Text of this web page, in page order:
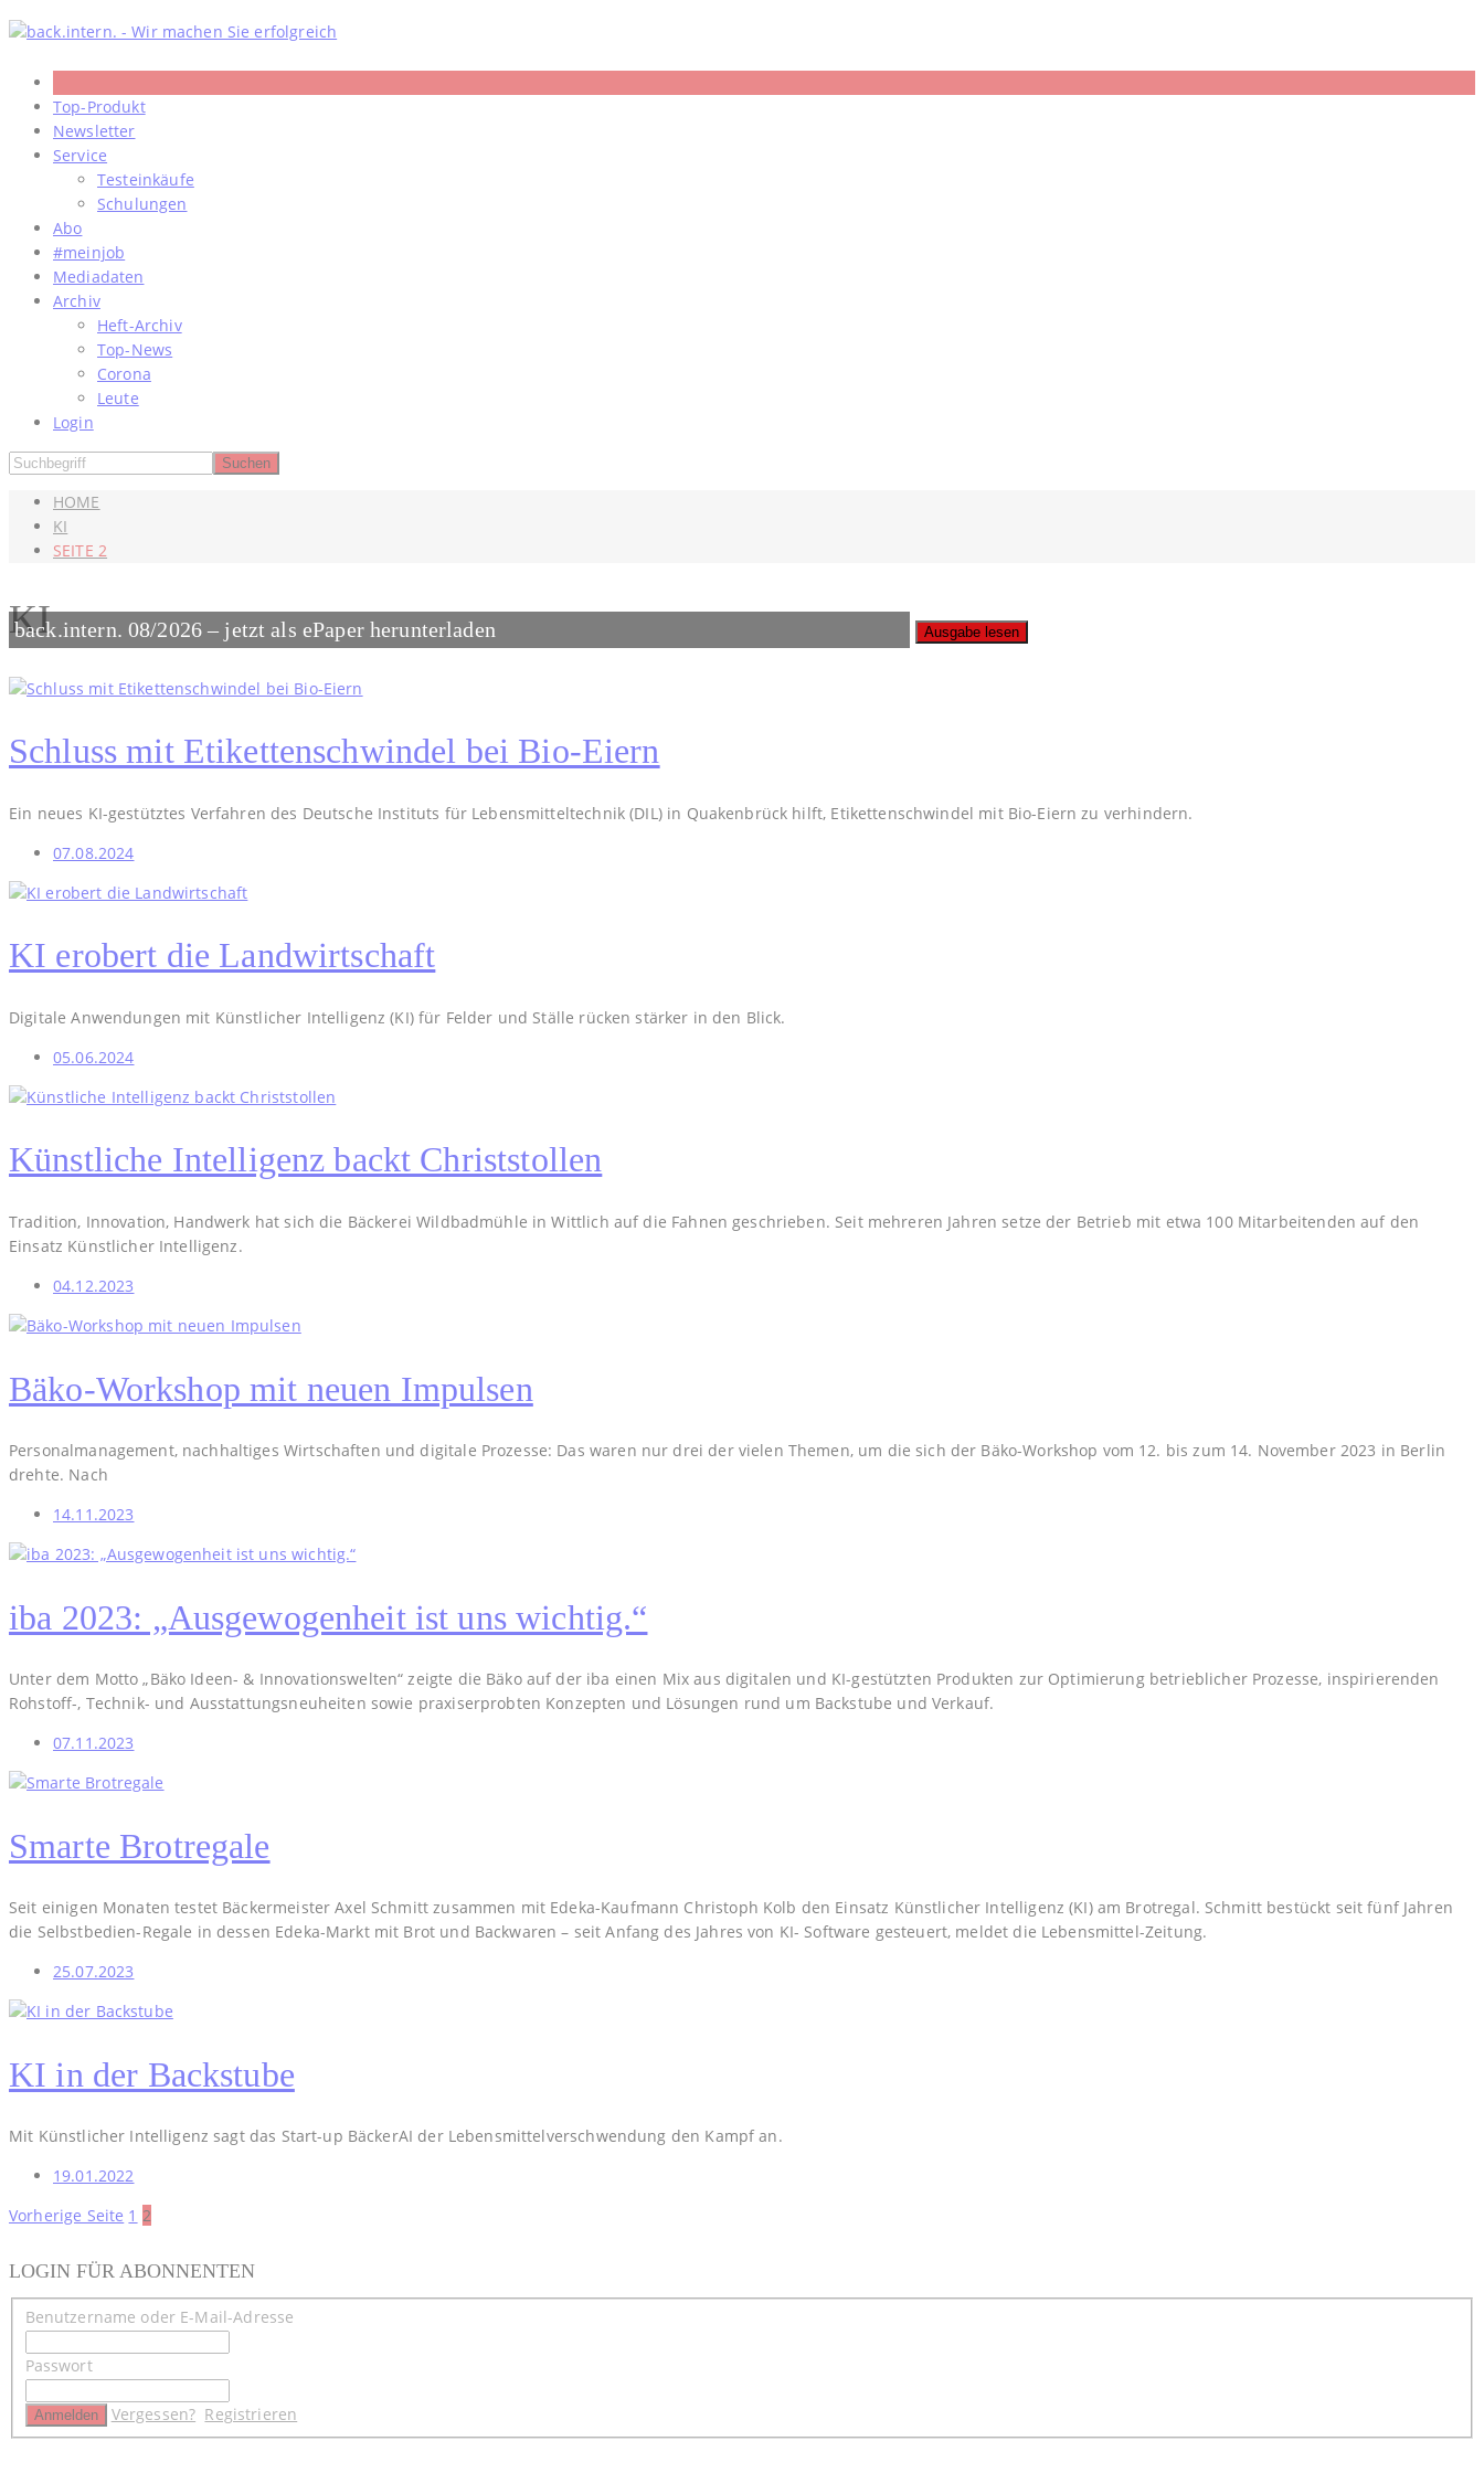
Skip
to
content
Top-Produkt
Newsletter
Service
Testeinkäufe
Schulungen
Abo
#meinjob
Mediadaten
Archiv
Heft-Archiv
Top-News
Corona
Leute
Login
HOME
KI
SEITE 2
KI
Schluss mit Etikettenschwindel bei Bio-Eiern
Ein neues KI-gestütztes Verfahren des Deutsche Instituts für Lebensmitteltechnik (DIL) in Quakenbrück hilft, Etikettenschwindel mit Bio-Eiern zu verhindern.
07.08.2024
KI erobert die Landwirtschaft
Digitale Anwendungen mit Künstlicher Intelligenz (KI) für Felder und Ställe rücken stärker in den Blick.
05.06.2024
Künstliche Intelligenz backt Christstollen
Tradition, Innovation, Handwerk hat sich die Bäckerei Wildbadmühle in Wittlich auf die Fahnen geschrieben. Seit mehreren Jahren setze der Betrieb mit etwa 100 Mitarbeitenden auf den
Einsatz Künstlicher Intelligenz.
04.12.2023
Bäko-Workshop mit neuen Impulsen
Personalmanagement, nachhaltiges Wirtschaften und digitale Prozesse: Das waren nur drei der vielen Themen, um die sich der Bäko-Workshop vom 12. bis zum 14. November 2023 in Berlin
drehte. Nach
14.11.2023
iba 2023: „Ausgewogenheit ist uns wichtig.“
Unter dem Motto „Bäko Ideen- & Innovationswelten“ zeigte die Bäko auf der iba einen Mix aus digitalen und KI-gestützten Produkten zur Optimierung betrieblicher Prozesse, inspirierenden
Rohstoff-, Technik- und Ausstattungsneuheiten sowie praxiserprobten Konzepten und Lösungen rund um Backstube und Verkauf.
07.11.2023
Smarte Brotregale
Seit einigen Monaten testet Bäckermeister Axel Schmitt zusammen mit Edeka-Kaufmann Christoph Kolb den Einsatz Künstlicher Intelligenz (KI) am Brotregal. Schmitt bestückt seit fünf Jahren
die Selbstbedien-Regale in dessen Edeka-Markt mit Brot und Backwaren – seit Anfang des Jahres von KI- Software gesteuert, meldet die Lebensmittel-Zeitung.
25.07.2023
KI in der Backstube
Mit Künstlicher Intelligenz sagt das Start-up BäckerAI der Lebensmittelverschwendung den Kampf an.
19.01.2022
Seitennummerierung
der
Beiträge
Vorherige Seite 1 2
LOGIN FÜR ABONNENTEN
Benutzername oder E-Mail-Adresse
Passwort
Vergessen? Registrieren
back.intern. 08/2026 – jetzt als ePaper herunterladen Ausgabe lesen